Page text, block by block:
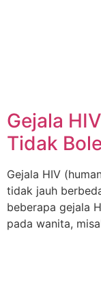
Gejala
Tidak
Gejala HIV
tidak jauh
beberapa gejala
pada wanita,